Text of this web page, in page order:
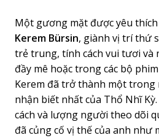
Một gương mặt được yêu
Kerem Bürsin, giành vị trí thứ
trẻ trung, tính cách vui tươi và
đầy mê hoặc trong các bộ
Kerem đã trở thành một trong
nhận biết nhất của Thổ Nhĩ
cách và lượng người theo dõi
đã củng cố vị thế của anh như